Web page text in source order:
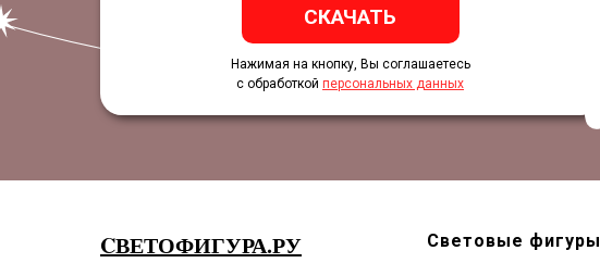
СКАЧАТЬ
Нажимая на кнопку, Вы соглашаетесь
с обработкой персональных данных
CВЕТОФИГУРА.РУ Световые фигуры